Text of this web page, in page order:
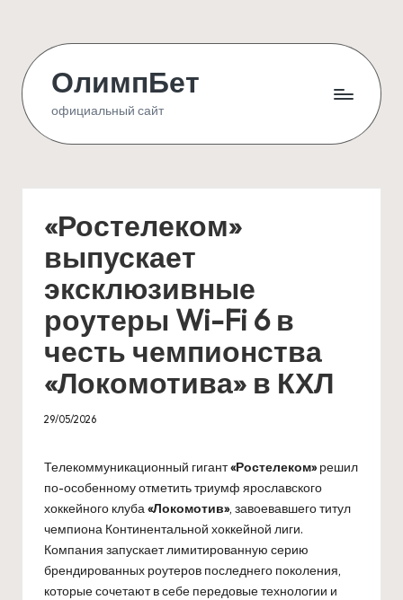
content
ОлимпБет
официальный сайт
«Ростелеком»
выпускает
эксклюзивные
роутеры Wi-Fi 6 в
честь чемпионства
«Локомотива» в КХЛ
29/05/2026
Телекоммуникационный гигант«Ростелеком»решил
по-особенному отметить триумф ярославского
хоккейного клуба«Локомотив», завоевавшего титул
чемпиона Континентальной хоккейной лиги.
Компания запускает лимитированную серию
брендированных роутеров последнего поколения,
которые сочетают в себе передовые технологии и